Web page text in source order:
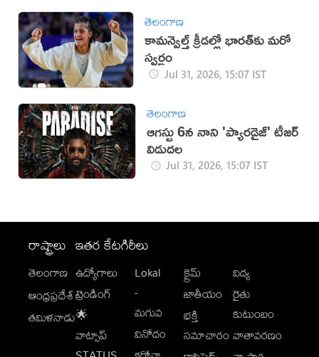
తెలంగాణ
కామన్వెల్త్ క్రీడల్లో భారత్‌కు మరో
స్వర్ణం
Jul 31, 2026, 15:07 IST
తెలంగాణ
ఆగస్టు 6న నాని 'ప్యారడైజ్' టీజర్
విడుదల
Jul 31, 2026, 15:07 IST
రాష్ట్రాలు
తెలంగాణ
ఆంధ్రప్రదేశ్
తమిళనాడు
ఇతర కేటగిరీలు
ఉద్యోగాలు
ట్రెండింగ్
🌟
వాట్సాప్
Lokal
-
మగువ
వినోదం
క్రైమ్
జాతీయం
భక్తి
సమాచారం
విద్య
రైతు
కుటుంబం
వాతావరణం